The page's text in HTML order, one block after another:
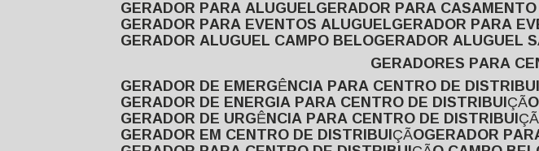
GERADOR PARA ALUGUEL GERADOR PARA
GERADOR PARA EVENTOS ALUGUEL GERADOR PARA
GERADOR ALUGUEL CAMPO BELO GERADOR ALUGUEL
GERADORES PARA
GERADOR DE EMERGÊNCIA PARA CENTRO DE
GERADOR DE ENERGIA PARA CENTRO DE DISTRIBUIÇÃO
GERADOR DE URGÊNCIA PARA CENTRO DE
GERADOR EM CENTRO DE DISTRIBUIÇÃO GERADOR